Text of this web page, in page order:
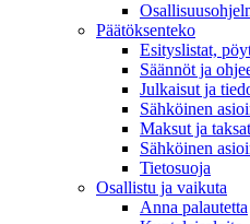
Päätöksenteko
Esityslistat,
Säännöt ja
Julkaisut ja
Sähköinen
Maksut ja taksat
Sähköinen
Tietosuoja
Osallistu ja vaikuta
Anna palautetta